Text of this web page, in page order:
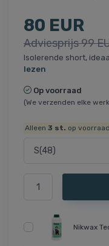
80 EUR
Adviesprijs 99
Isolerende short,
lezen
Op voorraad
(We verzenden elke
Alleen3 st. op
Nikwax